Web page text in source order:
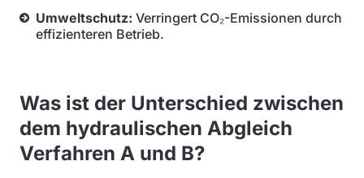
Umweltschutz: Verringert CO₂-Emissionen durch
effizienteren Betrieb.
Was ist der Unterschied zwischen
dem hydraulischen Abgleich
Verfahren A und B?